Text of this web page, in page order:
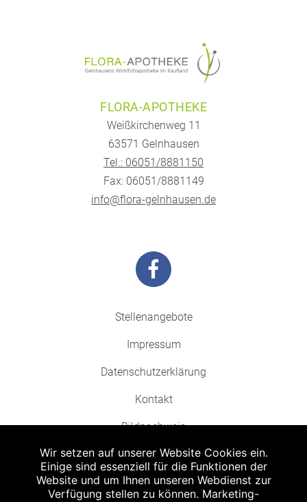
FLORA-APOTHEKE
Weißkirchenweg 11
63571 Gelnhausen
Tel.: 06051/8881150
Fax: 06051/8881149
info@flora-gelnhausen.de
Stellenangebote
Impressum
Datenschutzerklärung
Kontakt
Bildnachweis
Wir setzen auf unserer Website Cookies ein.
Einige sind essenziell für die Funktionen der
Website und um Ihnen unseren Webdienst zur
Verfügung stellen zu können. Marketing-